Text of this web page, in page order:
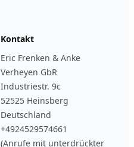
Kontakt
Eric Frenken & Anke
Verheyen GbR
Industriestr. 9c
52525 Heinsberg
Deutschland
+4924529574661
(Anrufe mit unterdrückter